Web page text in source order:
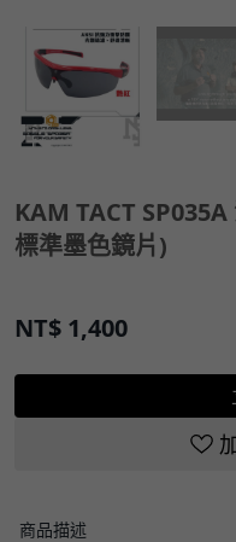
KAM TACT
標準墨色鏡片)
NT$ 1,400
商品描述